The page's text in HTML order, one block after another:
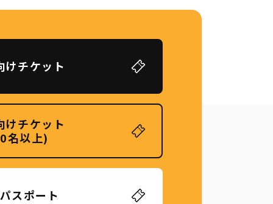
けチケット
けチケット
名以上)
スポート